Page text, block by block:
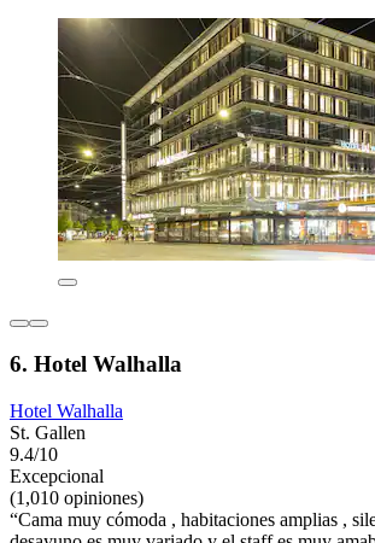
6. Hotel Walhalla
Hotel Walhalla
St. Gallen
9.4/10
Excepcional
(1,010 opiniones)
“Cama muy cómoda , habitaciones amplias ,